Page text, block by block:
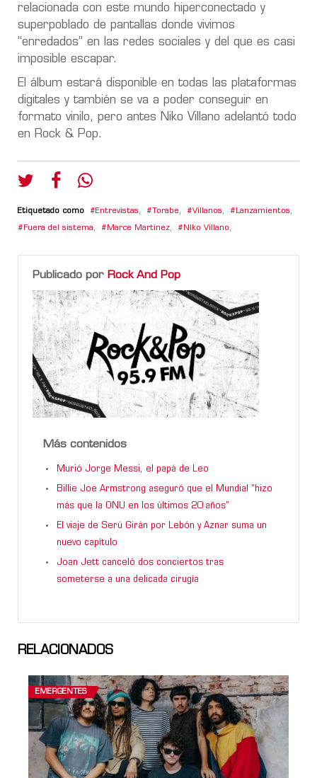
relacionada con este mundo hiperconectado y
superpoblado de pantallas donde vivimos
“enredados” en las redes sociales y del que es casi
imposible escapar.
El álbum estará disponible en todas las plataformas
digitales y también se va a poder conseguir en
formato vinilo, pero antes Niko Villano adelantó todo
en Rock & Pop.
Etiquetado como Entrevistas, Torabe, Villanos, Lanzamientos,
Fuera del sistema, Marce Martínez, NIko Villano,
Publicado por Rock And Pop
Más contenidos
Murió Jorge Messi, el papá de Leo
Billie Joe Armstrong aseguró que el Mundial “hizo
más que la ONU en los últimos 20 años”
El viaje de Serú Girán por Lebón y Aznar suma un
nuevo capítulo
Joan Jett canceló dos conciertos tras
someterse a una delicada cirugía
RELACIONADOS
EMERGENTES